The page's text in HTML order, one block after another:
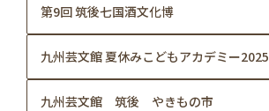
第9回 筑後七国酒文化博
九州芸文館 夏休みこどもアカデミー2025
九州芸文館 筑後 やきもの市